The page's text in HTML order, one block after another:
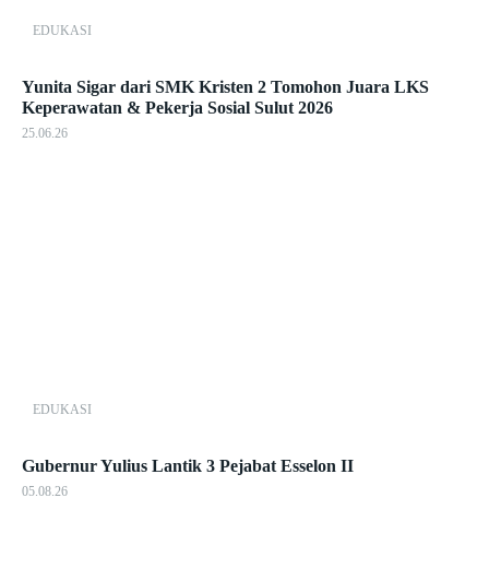
EDUKASI
Yunita Sigar dari SMK Kristen 2 Tomohon Juara LKS
Keperawatan & Pekerja Sosial Sulut 2026
25.06.26
EDUKASI
Gubernur Yulius Lantik 3 Pejabat Esselon II
05.08.26